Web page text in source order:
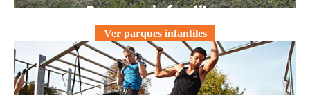
Parques infantiles
Ver parques infantiles